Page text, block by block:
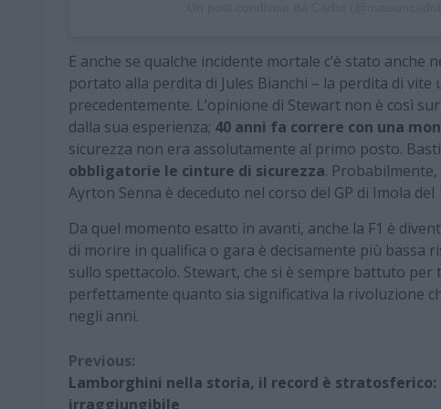
E anche se qualche incidente mortale c’è stato
portato alla perdita di Jules Bianchi – la perdita di
precedentemente. L’opinione di Stewart non è così
dalla sua esperienza; 40 anni fa correre con una
sicurezza non era assolutamente al primo posto.
obbligatorie le cinture di sicurezza.
Ayrton Senna è deceduto nel corso del GP di Imola del
Da quel momento esatto in avanti, anche la F1 è
di morire in qualifica o gara è decisamente più bassa
sullo spettacolo. Stewart, che si è sempre battuto per
perfettamente quanto sia significativa la rivoluzione
negli anni.
Continue
Reading
Previous:
Lamborghini nella storia, il record è stratosferico:
irraggiungibile